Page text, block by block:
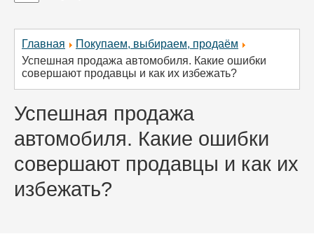
Главная
Покупаем, выбираем, продаём
Успешная продажа автомобиля. Какие ошибки
совершают продавцы и как их избежать?
Успешная продажа
автомобиля. Какие ошибки
совершают продавцы и как их
избежать?